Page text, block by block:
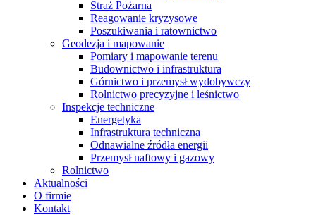
Straż Pożarna
Reagowanie kryzysowe
Poszukiwania i ratownictwo
Geodezja i mapowanie
Pomiary i mapowanie terenu
Budownictwo i infrastruktura
Górnictwo i przemysł wydobywczy
Rolnictwo precyzyjne i leśnictwo
Inspekcje techniczne
Energetyka
Infrastruktura techniczna
Odnawialne źródła energii
Przemysł naftowy i gazowy
Rolnictwo
Aktualności
O firmie
Kontakt